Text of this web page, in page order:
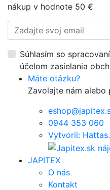
nákup v hodnote 50 €
Súhlasím so
účelom zasielania
Máte otázku?
Zavolajte nám alebo
0944 353 060
Vytvoril:
JAPITEX
O nás
Kontakt